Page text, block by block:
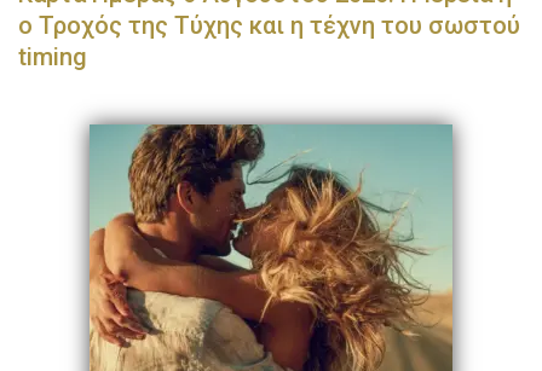
ο Τροχός της Τύχης και η τέχνη του σωστού
timing